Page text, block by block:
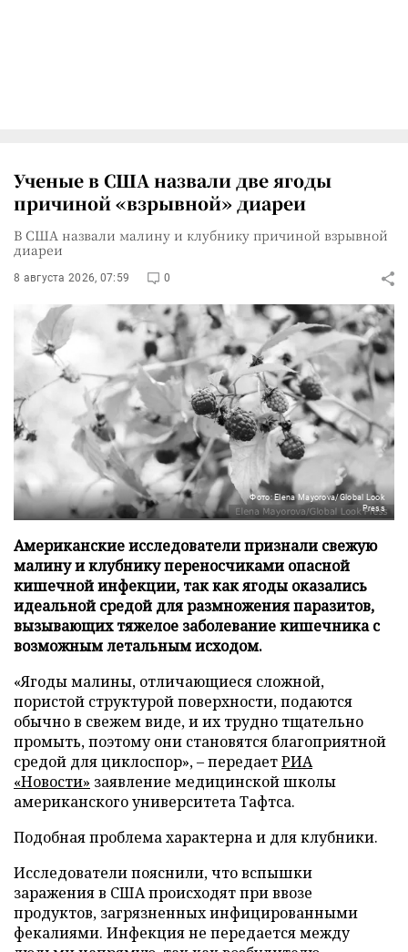
Ученые в США назвали две ягоды
причиной «взрывной» диареи
В США назвали малину и клубнику причиной взрывной
диареи
8 августа 2026, 07:59 0
Фото: Elena Mayorova/Global Look
Press
Американские исследователи признали свежую
малину и клубнику переносчиками опасной
кишечной инфекции, так как ягоды оказались
идеальной средой для размножения паразитов,
вызывающих тяжелое заболевание кишечника с
возможным летальным исходом.
«Ягоды малины, отличающиеся сложной,
пористой структурой поверхности, подаются
обычно в свежем виде, и их трудно тщательно
промыть, поэтому они становятся благоприятной
средой для циклоспор», – передаетРИА
«Новости» заявление медицинской школы
американского университета Тафтса.
Подобная проблема характерна и для клубники.
Исследователи пояснили, что вспышки
заражения в США происходят при ввозе
продуктов, загрязненных инфицированными
фекалиями. Инфекция не передается между